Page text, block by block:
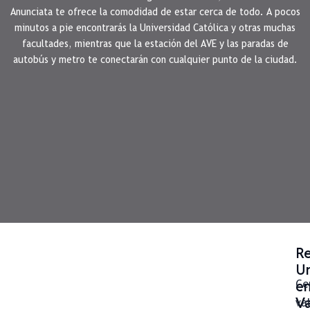
Anunciata te ofrece la comodidad de estar cerca de todo. A pocos
minutos a pie encontrarás la Universidad Católica y otras muchas
facultades, mientras que la estación del AVE y las paradas de
autobús y metro te conectarán con cualquier punto de la ciudad.